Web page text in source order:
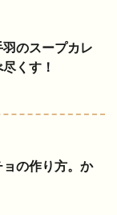
羽のスープカレ
くす！
ョの作り方。か